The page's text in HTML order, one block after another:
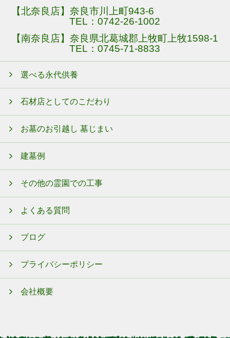
【北奈良店】奈良市川上町943-6
TEL：0742-26-1002
【南奈良店】奈良県北葛城郡上牧町上牧1598-1
TEL：0745-71-8833
選べる永代供養
石材店としてのこだわり
お墓のお引越し 墓じまい
建墓例
その他の霊園での工事
よくある質問
ブログ
プライバシーポリシー
会社概要